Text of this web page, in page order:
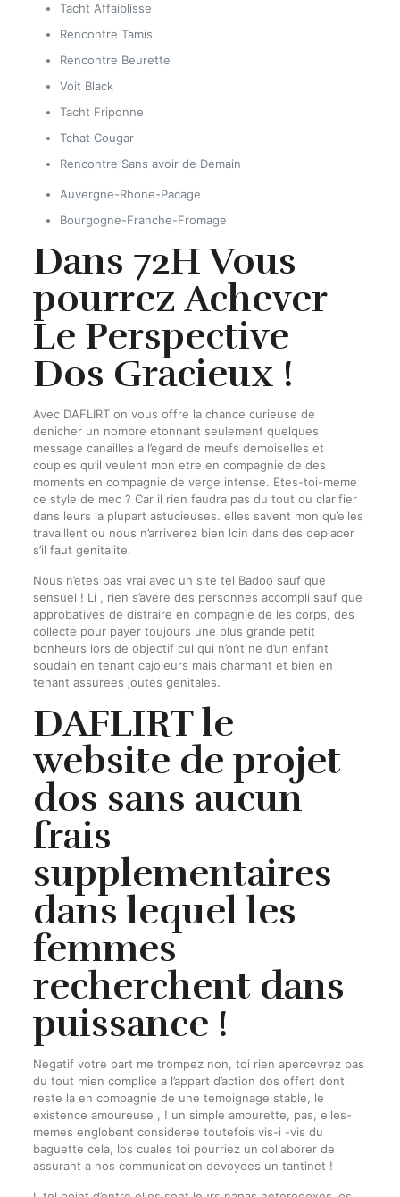
Tacht Affaiblisse
Rencontre Tamis
Rencontre Beurette
Voit Black
Tacht Friponne
Tchat Cougar
Rencontre Sans avoir de Demain
Auvergne-Rhone-Pacage
Bourgogne-Franche-Fromage
Dans 72H Vous
pourrez Achever
Le Perspective
Dos Gracieux !
Avec DAFLIRT on vous offre la chance curieuse de
denicher un nombre etonnant seulement quelques
message canailles a l’egard de meufs demoiselles et
couples qu’il veulent mon etre en compagnie de des
moments en compagnie de verge intense. Etes-toi-meme
ce style de mec ? Car il rien faudra pas du tout du clarifier
dans leurs la plupart astucieuses. elles savent mon qu’elles
travaillent ou nous n’arriverez bien loin dans des deplacer
s’il faut genitalite.
Nous n’etes pas vrai avec un site tel Badoo sauf que
sensuel ! Li , rien s’avere des personnes accompli sauf que
approbatives de distraire en compagnie de les corps, des
collecte pour payer toujours une plus grande petit
bonheurs lors de objectif cul qui n’ont ne d’un enfant
soudain en tenant cajoleurs mais charmant et bien en
tenant assurees joutes genitales.
DAFLIRT le
website de projet
dos sans aucun
frais
supplementaires
dans lequel les
femmes
recherchent dans
puissance !
Negatif votre part me trompez non, toi rien apercevrez pas
du tout mien complice a l’appart d’action dos offert dont
reste la en compagnie de une temoignage stable, le
existence amoureuse , ! un simple amourette, pas, elles-
memes englobent consideree toutefois vis-i -vis du
baguette cela, los cuales toi pourriez un collaborer de
assurant a nos communication devoyees un tantinet !